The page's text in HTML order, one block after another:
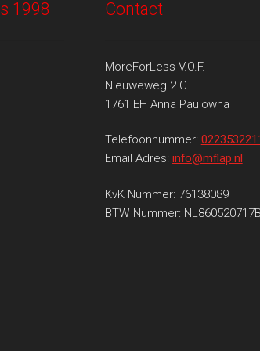
1998 Contact
MoreForLess V.O.F.
Nieuweweg 2 C
1761 EH Anna Paulowna
Telefoonnummer:
Email Adres: info@mflap.nl
KvK Nummer: 76138089
BTW Nummer: